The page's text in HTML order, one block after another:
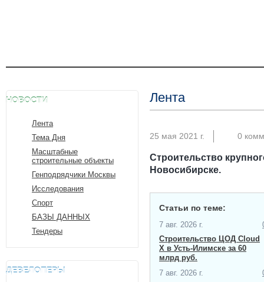
НОВОСТИ
Лента
Тема Дня
Масштабные
строительные объекты
Генподрядчики Москвы
Исследования
Спорт
БАЗЫ ДАННЫХ
Тендеры
ДЕВЕЛОПЕРЫ
Лента
25 мая 2021 г. 0
Строительство
Новосибирске.
Статьи по теме:
7 авг. 2026 г.
Строительство ЦОД Cloud
X в Усть-Илимске за 60
млрд руб.
7 авг. 2026 г.